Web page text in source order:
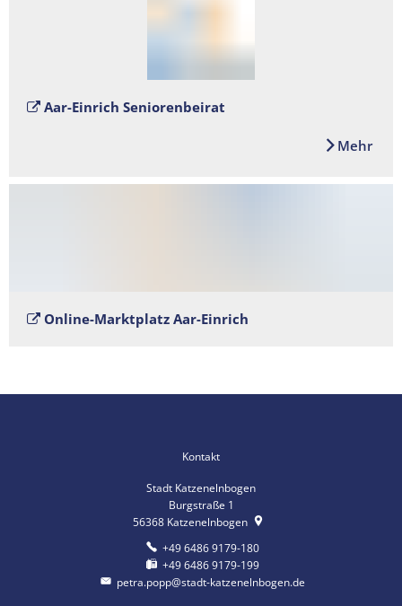
Aar-Einrich Seniorenbeirat
Mehr
Online-Marktplatz Aar-Einrich
Kontakt
Stadt Katzenelnbogen
Burgstraße 1
56368 Katzenelnbogen
+49 6486 9179-180
+49 6486 9179-199
petra.popp@stadt-katzenelnbogen.de